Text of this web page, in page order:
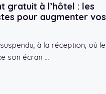
gratuit à l’hôtel : les
pour augmenter vos
à la réception, où le
son écran …